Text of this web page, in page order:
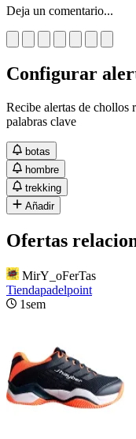
Deja un comentario...
Configurar
Recibe alertas de chollos
palabras clave
botas
hombre
trekking
Añadir
Ofertas
MirY_oFerTas
Tiendapadelpoint
1sem